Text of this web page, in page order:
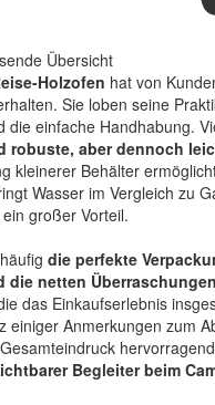
Übersicht
Holzofen hat von
Sie loben seine
die einfache Handhabung.
robuste, aber dennoch
kleinerer Behälter
Wasser im Vergleich zu
großer Vorteil.
die perfekte
die netten
das Einkaufserlebnis
einiger Anmerkungen zum
Begleiter beim